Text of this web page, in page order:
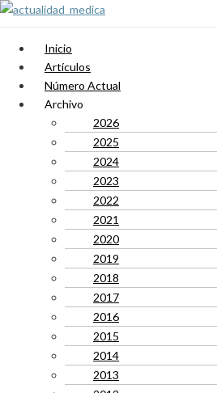
Inicio
Artículos
Número Actual
Archivo
2026
2025
2024
2023
2022
2021
2020
2019
2018
2017
2016
2015
2014
2013